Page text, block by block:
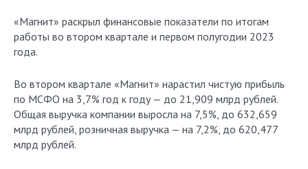
«Магнит» раскрыл финансовые показатели по итогам
работы во втором квартале и первом полугодии 2023
года.
Во втором квартале «Магнит» нарастил чистую прибыль
по МСФО на 3,7% год к году — до 21,909 млрд рублей.
Общая выручка компании выросла на 7,5%, до 632,659
млрд рублей, розничная выручка — на 7,2%, до 620,477
млрд рублей.